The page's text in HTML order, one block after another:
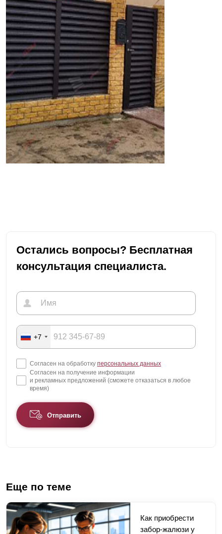
Остались вопросы? Бесплатная
консультация специалиста.
+7
Согласен на обработку персональных данных
Согласен на получение информации
и рекламных предложений (сможете отказаться в любое
время)
Отправить
Еще по теме
Как приобрести
забор-жалюзи у